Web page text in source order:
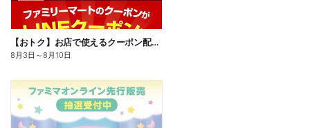
【おトク】お店で使えるクーポン配信中
8月3日 ～8月10日